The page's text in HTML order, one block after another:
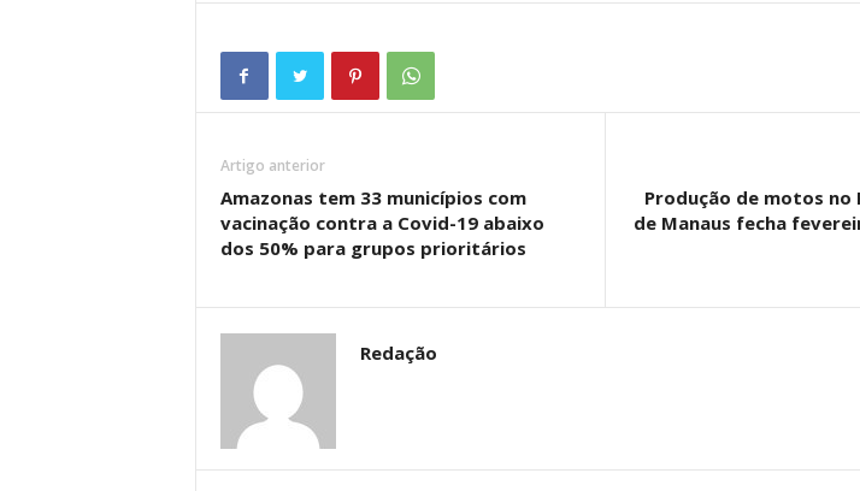
Artigo anterior
Amazonas tem 33 municípios com
vacinação contra a Covid-19 abaixo
dos 50% para grupos prioritários
Produção de motos no
de Manaus fecha
Redação